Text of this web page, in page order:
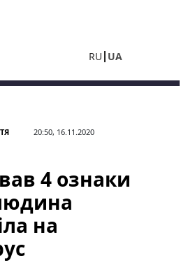
RU UA
20:50, 16.11.2020
4 ознаки
на